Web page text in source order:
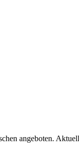
angeboten.